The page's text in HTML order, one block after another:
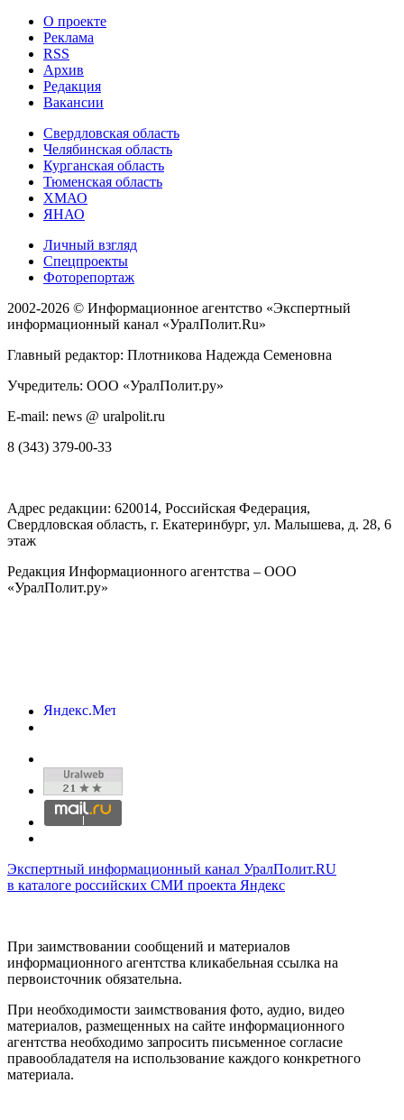
О проекте
Реклама
RSS
Архив
Редакция
Вакансии
Свердловская область
Челябинская область
Курганская область
Тюменская область
ХМАО
ЯНАО
Личный взгляд
Спецпроекты
Фоторепортаж
2002-2026 © Информационное агентство «Экспертный
информационный канал «УралПолит.Ru»
Главный редактор: Плотникова Надежда Семеновна
Учредитель: ООО «УралПолит.ру»
E-mail: news @ uralpolit.ru
8 (343) 379-00-33
Адрес редакции: 620014, Российская Федерация,
Свердловская область, г. Екатеринбург, ул. Малышева, д. 28, 6
этаж
Редакция Информационного агентства – ООО
«УралПолит.ру»
Экспертный информационный канал УралПолит.RU
в каталоге российских СМИ проекта Яндекс
При заимствовании сообщений и материалов
информационного агентства кликабельная ссылка на
первоисточник обязательна.
При необходимости заимствования фото, аудио, видео
материалов, размещенных на сайте информационного
агентства необходимо запросить письменное согласие
правообладателя на использование каждого конкретного
материала.